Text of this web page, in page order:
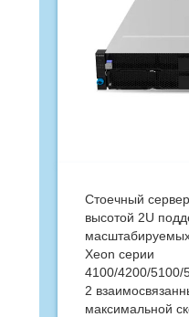
Стоечный
высотой 2U
Xeon серии
4100/4200/5100/
2
максимальной